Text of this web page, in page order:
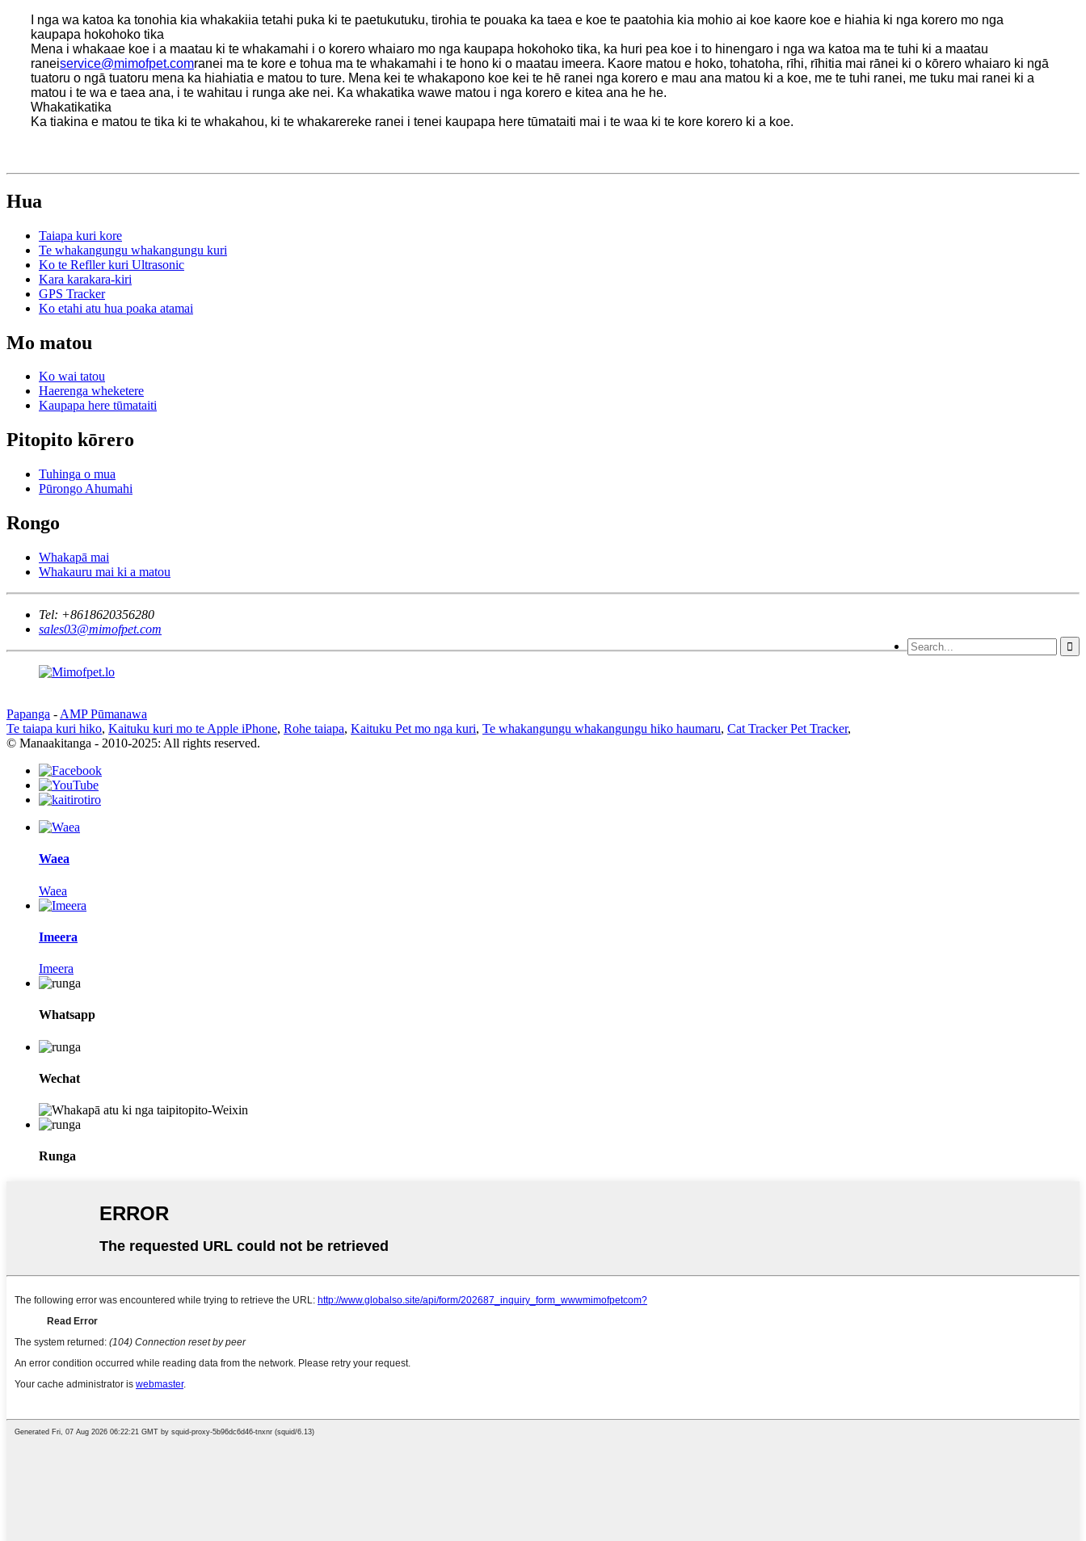
I nga wa katoa ka tonohia kia whakakiia tetahi puka ki te paetukutuku, tirohia te pouaka ka taea e koe te paatohia kia mohio ai koe kaore koe e hiahia ki nga korero mo nga
kaupapa hokohoko tika
Mena i whakaae koe i a maatau ki te whakamahi i o korero whaiaro mo nga kaupapa hokohoko tika, ka huri pea koe i to hinengaro i nga wa katoa ma te tuhi ki a maatau
raneiservice@mimofpet.comranei ma te kore e tohua ma te whakamahi i te hono ki o maatau imeera. Kaore matou e hoko, tohatoha, rīhi, rīhitia mai rānei ki o kōrero whaiaro ki ngā
tuatoru o ngā tuatoru mena ka hiahiatia e matou to ture. Mena kei te whakapono koe kei te hē ranei nga korero e mau ana matou ki a koe, me te tuhi ranei, me tuku mai ranei ki a
matou i te wa e taea ana, i te wahitau i runga ake nei. Ka whakatika wawe matou i nga korero e kitea ana he he.
Whakatikatika
Ka tiakina e matou te tika ki te whakahou, ki te whakarereke ranei i tenei kaupapa here tūmataiti mai i te waa ki te kore korero ki a koe.
Hua
Taiapa kuri kore
Te whakangungu whakangungu kuri
Ko te Refller kuri Ultrasonic
Kara karakara-kiri
GPS Tracker
Ko etahi atu hua poaka atamai
Mo matou
Ko wai tatou
Haerenga wheketere
Kaupapa here tūmataiti
Pitopito kōrero
Tuhinga o mua
Pūrongo Ahumahi
Rongo
Whakapā mai
Whakauru mai ki a matou
Tel: +8618620356280
sales03@mimofpet.com
Papanga - AMP Pūmanawa
Te taiapa kuri hiko, Kaituku kuri mo te Apple iPhone, Rohe taiapa, Kaituku Pet mo nga kuri, Te whakangungu whakangungu hiko haumaru, Cat Tracker Pet Tracker,
© Manaakitanga - 2010-2025: All rights reserved.
Waea
Waea
Imeera
Imeera
Whatsapp
Wechat
Runga